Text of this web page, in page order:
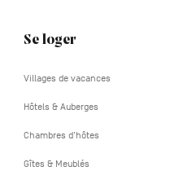
Se loger
Villages de vacances
Hôtels & Auberges
Chambres d'hôtes
Gîtes & Meublés